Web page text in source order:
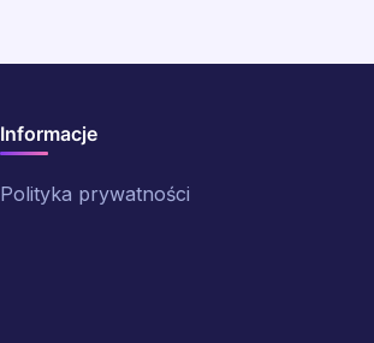
Informacje
Polityka prywatności